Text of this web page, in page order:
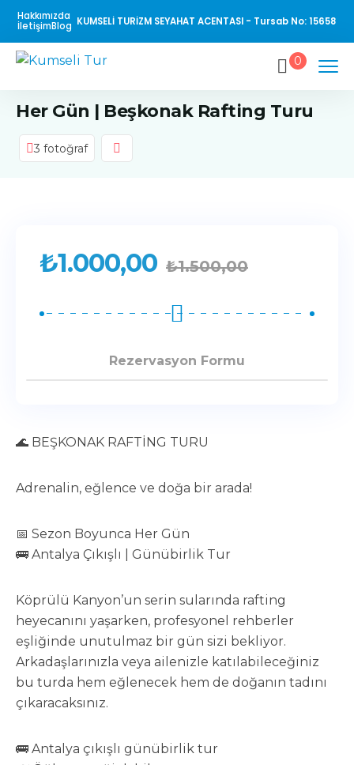
Hakkımızda
İletişimBlog KUMSELİ TURİZM SEYAHAT ACENTASI - Tursab No: 15658
0
Her Gün | Beşkonak Rafting Turu
3 fotoğraf
🌊 BEŞKONAK RAFTİNG TURU
Adrenalin, eğlence ve doğa bir arada!
📅 Sezon Boyunca Her Gün
🚌 Antalya Çıkışlı | Günübirlik Tur
Köprülü Kanyon’un serin sularında rafting
heyecanını yaşarken, profesyonel rehberler
eşliğinde unutulmaz bir gün sizi bekliyor.
Arkadaşlarınızla veya ailenizle katılabileceğiniz
bu turda hem eğlenecek hem de doğanın tadını
çıkaracaksınız.
🚌 Antalya çıkışlı günübirlik tur
₺1.000,00 ₺1.500,00
Rezervasyon Formu